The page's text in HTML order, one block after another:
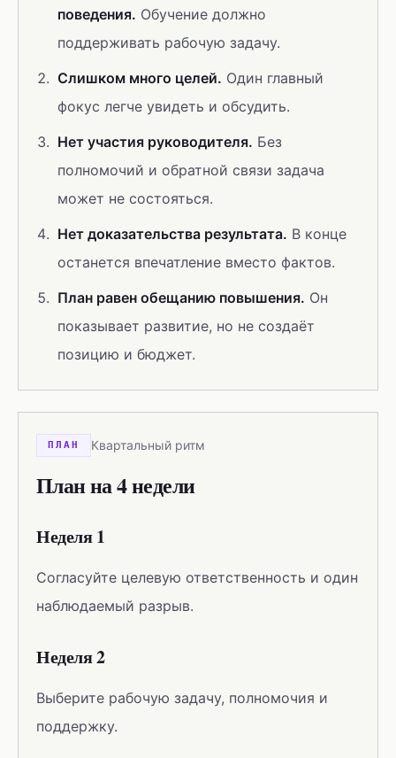
поведения. Обучение должно
поддерживать рабочую задачу.
Слишком много целей. Один главный
фокус легче увидеть и обсудить.
Нет участия руководителя. Без
полномочий и обратной связи задача
может не состояться.
Нет доказательства результата. В конце
останется впечатление вместо фактов.
План равен обещанию повышения. Он
показывает развитие, но не создаёт
позицию и бюджет.
ПЛАН Квартальный ритм
План на 4 недели
Неделя 1
Согласуйте целевую ответственность и один
наблюдаемый разрыв.
Неделя 2
Выберите рабочую задачу, полномочия и
поддержку.